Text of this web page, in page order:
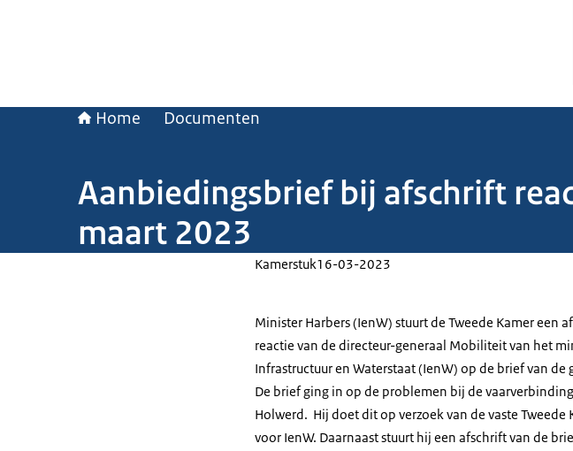
Home Documenten
Aanbiedingsbrief bij afschrift
maart 2023
Kamerstuk16-03-2023
Minister Harbers (IenW) stuurt de Tweede Kamer een
reactie van de directeur-generaal Mobiliteit van het
Infrastructuur en Waterstaat (IenW) op de brief van de
De brief ging in op de problemen bij de
Holwerd. Hij doet dit op verzoek van de vaste Tweede
voor IenW. Daarnaast stuurt hij een afschrift van de